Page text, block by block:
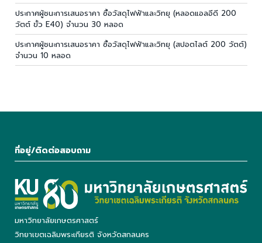
ประกาศผู้ชนะการเสนอราคา ซื้อวัสดุไฟฟ้าและวิทยุ (หลอดแอลอีดี 200
วัตต์ ขั้ว E40) จำนวน 30 หลอด
ประกาศผู้ชนะการเสนอราคา ซื้อวัสดุไฟฟ้าและวิทยุ (สปอตไลต์ 200 วัตต์)
จำนวน 10 หลอด
ที่อยู่/ติดต่อสอบถาม
มหาวิทยาลัยเกษตรศาสตร์
วิทยาเขตเฉลิมพระเกียรติ จังหวัดสกลนคร